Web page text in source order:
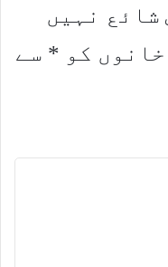
شائع نہیں
کو * سے